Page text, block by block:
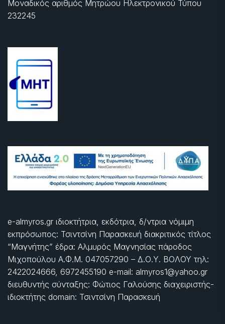
Μοναδικός αριθμός Μητρώου Ηλεκτρονικού Τύπου
232245
e-almyros.gr ιδιοκτήτρια, εκδότρια, δ/ντρια νόμιμη
εκπρόσωπος: Τσιντσίνη Παρασκευή διακριτικός τίτλος
“Μαγνήτης” έδρα: Αλμυρός Μαγνησίας πάροδος
Μιχοπούλου Α.Φ.Μ. 047057290 – Δ.Ο.Υ. ΒΟΛΟΥ τηλ:
2422024666, 6972455190 e-mail: almyros1@yahoo.gr
διευθυντής σύνταξης: Φώτιος Γαλούσης διαχειριστής-
ιδιοκτήτης domain: Τσιντσίνη Παρασκευή